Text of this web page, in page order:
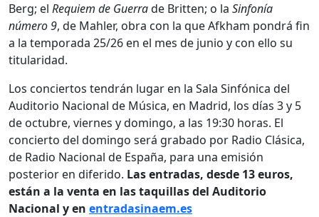
Berg; el Requiem de Guerrade Britten; o la Sinfonía
número 9, de Mahler, obra con la que Afkham pondrá fin
a la temporada 25/26 en el mes de junio y con ello su
titularidad.
Los conciertos tendrán lugar en la Sala Sinfónica del
Auditorio Nacional de Música, en Madrid, los días 3 y 5
de octubre, viernes y domingo, a las 19:30 horas. El
concierto del domingo será grabado por Radio Clásica,
de Radio Nacional de España, para una emisión
posterior en diferido. Las entradas, desde 13 euros,
están a la venta en las taquillas del Auditorio
Nacional y en entradasinaem.es